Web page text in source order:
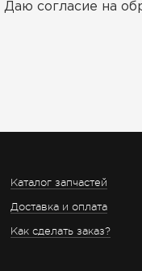
Даю согласие на
Каталог запчастей
Доставка и оплата
Как сделать заказ?